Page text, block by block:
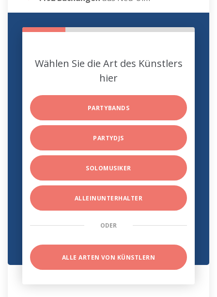
Wählen Sie die Art des Künstlers
hier
PARTYBANDS
PARTYDJS
SOLOMUSIKER
ALLEINUNTERHALTER
ODER
ALLE ARTEN VON KÜNSTLERN